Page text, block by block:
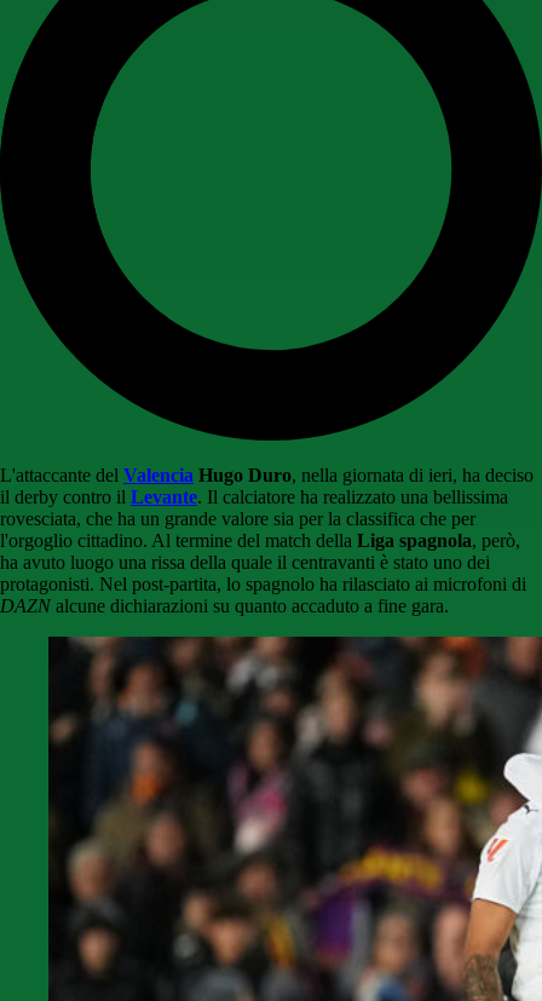
L'attaccante del Valencia Hugo Duro, nella giornata di ieri, ha deciso
il derby contro il Levante. Il calciatore ha realizzato una bellissima
rovesciata, che ha un grande valore sia per la classifica che per
l'orgoglio cittadino. Al termine del match della Liga spagnola, però,
ha avuto luogo una rissa della quale il centravanti è stato uno dei
protagonisti. Nel post-partita, lo spagnolo ha rilasciato ai microfoni di
DAZN alcune dichiarazioni su quanto accaduto a fine gara.